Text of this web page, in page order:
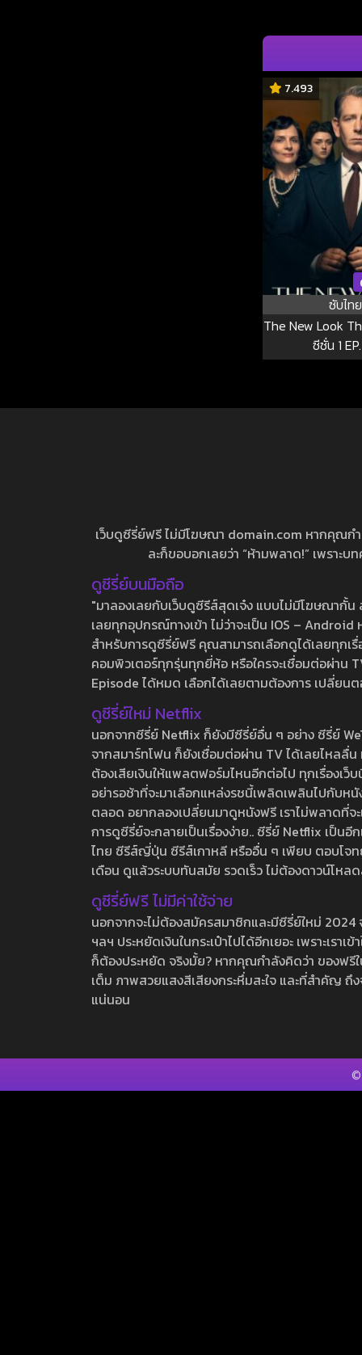
7.493
ซับไทย
The New Look
ซีซั่น 1
เว็บดูซีรี่ย์ฟรี ไม่มีโฆษณา domain.com หากคุณก
ละก็ขอบอกเลยว่า “ห้ามพลาด!” เพราะ
ดูซีรี่ย์บนมือถือ
"มาลองเลยกับเว็บดูซีรีส์สุดเจ๋ง แบบไม่มีโฆษณากั้
เลยทุกอุปกรณ์ทางเข้า ไม่ว่าจะเป็น IOS –
สำหรับการดูซีรี่ย์ฟรี คุณสามารถเลือกดูได้เลยทุกเ
คอมพิวเตอร์ทุกรุ่นทุกยี่ห้อ หรือใครจะเชื่อมต่อผ่าน
Episode ได้หมด เลือกได้เลยตามต้องการ เปลี่ยน
ดูซีรี่ย์ใหม่ Netflix
นอกจากซีรี่ย์ Netflix ก็ยังมีซีรี่ย์อื่น ๆ อย่าง ซีรี่ย์
จากสมาร์ทโฟน ก็ยังเชื่อมต่อผ่าน TV ได้เลยไหลลื่
ต้องเสียเงินให้แพลตฟอร์มไหนอีกต่อไป ทุกเรื่องเว็
อย่ารอช้าที่จะมาเลือกแหล่งรชนี้เพลิดเพลินไปกับห
ตลอด อยากลองเปลี่ยนมาดูหนังฟรี เราไม่พลาดที่
การดูซีรี่ย์จะกลายเป็นเรื่องง่าย.. ซีรี่ย์ Netflix เป็น
ไทย ซีรีส์ญี่ปุ่น ซีรีส์เกาหลี หรืออื่น ๆ เพียบ ตอบโจท
เดือน ดูแล้วระบบทันสมัย รวดเร็ว ไม่ต้องดาวน์โห
ดูซีรี่ย์ฟรี ไม่มีค่าใช้จ่าย
นอกจากจะไม่ต้องสมัครสมาชิกและมีซีรี่ย์ใหม่
ฯลฯ ประหยัดเงินในกระเป๋าไปได้อีกเยอะ เพราะเร
ก็ต้องประหยัด จริงมั้ย? หากคุณกำลังคิดว่า ของฟ
เต็ม ภาพสวยแสงสีเสียงกระหึ่มสะใจ และที่สำคัญ
แน่นอน
©